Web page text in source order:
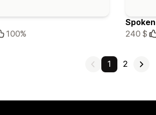
100%
Spoken
240 $
1 2